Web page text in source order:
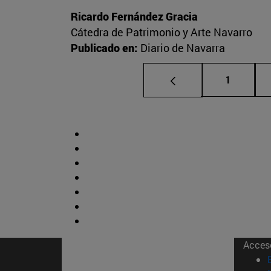
Ricardo Fernández Gracia
Cátedra de Patrimonio y Arte Navarro
Publicado en: Diario de Navarra
Página
1